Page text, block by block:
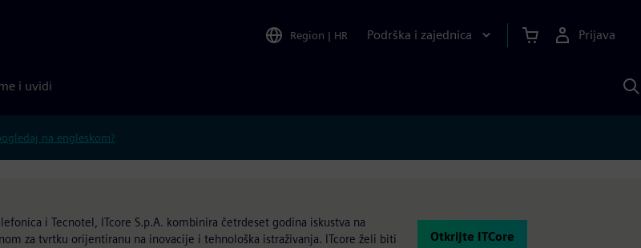
Region | HR Podrška i zajednica Prijava
i uvidi
na engleskom?
i Tecnotel, ITcore S.p.A. kombinira četrdeset godina iskustva na
za tvrtku orijentiranu na inovacije i tehnološka istraživanja. ITcore želi biti
Otkrijte ITCore